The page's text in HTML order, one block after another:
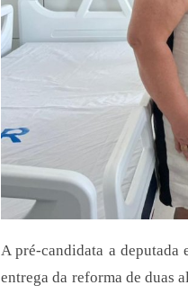
A pré-candidata a deputada
entrega da reforma de duas